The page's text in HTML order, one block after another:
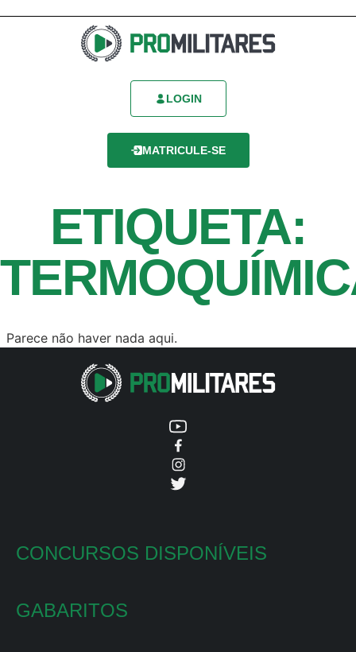
LOGIN
MATRICULE-SE
ETIQUETA:
Parece não haver nada aqui.
CONCURSOS DISPONÍVEIS
GABARITOS